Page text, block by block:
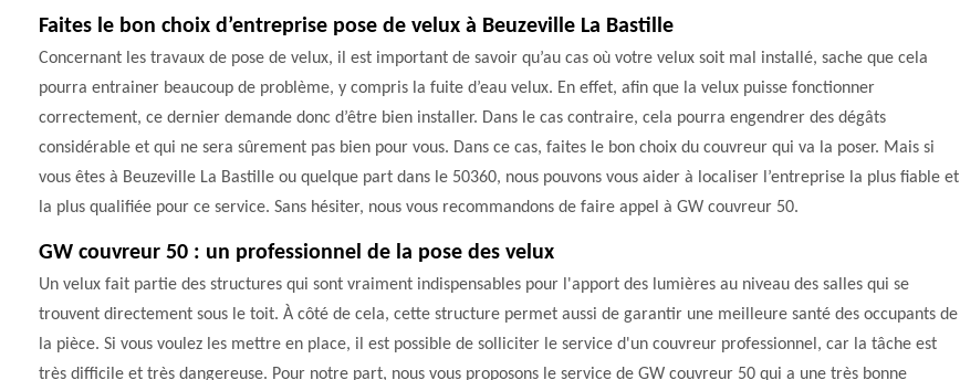
Faites le bon choix d’entreprise pose de velux à Beuzeville La Bastille
Concernant les travaux de pose de velux, il est important de savoir qu’au cas où votre velux soit mal installé, sache que cela
pourra entrainer beaucoup de problème, y compris la fuite d’eau velux. En effet, afin que la velux puisse fonctionner
correctement, ce dernier demande donc d’être bien installer. Dans le cas contraire, cela pourra engendrer des dégâts
considérable et qui ne sera sûrement pas bien pour vous. Dans ce cas, faites le bon choix du couvreur qui va la poser. Mais si
vous êtes à Beuzeville La Bastille ou quelque part dans le 50360, nous pouvons vous aider à localiser l’entreprise la plus fiable et
la plus qualifiée pour ce service. Sans hésiter, nous vous recommandons de faire appel à GW couvreur 50.
GW couvreur 50 : un professionnel de la pose des velux
Un velux fait partie des structures qui sont vraiment indispensables pour l'apport des lumières au niveau des salles qui se
trouvent directement sous le toit. À côté de cela, cette structure permet aussi de garantir une meilleure santé des occupants de
la pièce. Si vous voulez les mettre en place, il est possible de solliciter le service d'un couvreur professionnel, car la tâche est
très difficile et très dangereuse. Pour notre part, nous vous proposons le service de GW couvreur 50 qui a une très bonne